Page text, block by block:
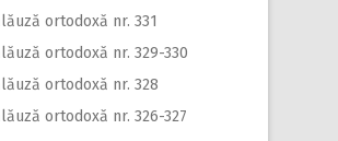
ortodoxă nr. 331
ortodoxă nr. 329-330
ortodoxă nr. 328
ortodoxă nr. 326-327